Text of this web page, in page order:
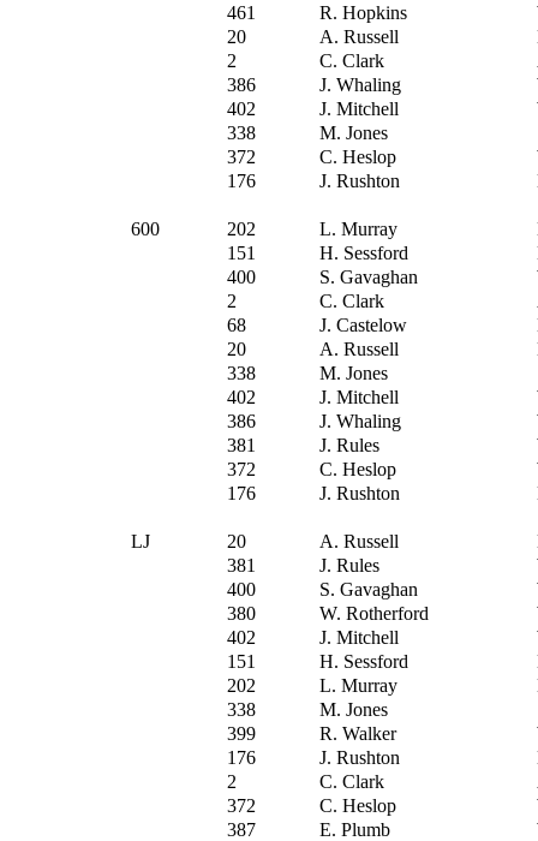
461
R. Hopkins
20
A. Russell
2
C. Clark
386
J. Whaling
402
J. Mitchell
338
M. Jones
372
C. Heslop
176
J. Rushton
600 202 L. Murray
151
H. Sessford
400
S. Gavaghan
2
C. Clark
68
J. Castelow
20
A. Russell
338
M. Jones
402
J. Mitchell
386
J. Whaling
381
J. Rules
372
C. Heslop
176
J. Rushton
LJ 20 A. Russell
381
J. Rules
400
S. Gavaghan
380
W. Rotherford
402
J. Mitchell
151
H. Sessford
202
L. Murray
338
M. Jones
399
R. Walker
176
J. Rushton
2
C. Clark
372
C. Heslop
387
E. Plumb